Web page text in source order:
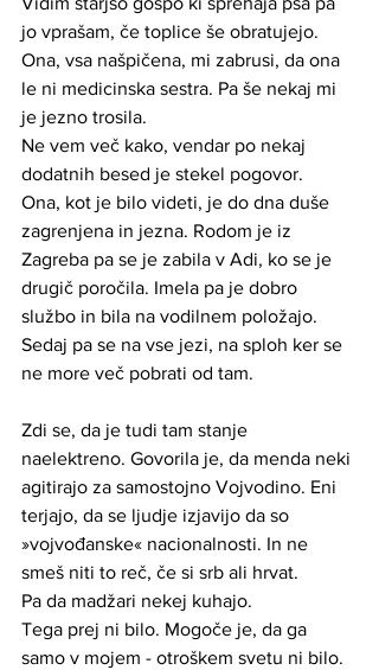
jo vprašam, če toplice še obratujejo.
Ona, vsa našpičena, mi zabrusi, da ona
le ni medicinska sestra. Pa še nekaj mi
je jezno trosila.
Ne vem več kako, vendar po nekaj
dodatnih besed je stekel pogovor.
Ona, kot je bilo videti, je do dna duše
zagrenjena in jezna. Rodom je iz
Zagreba pa se je zabila v Adi, ko se je
drugič poročila. Imela pa je dobro
službo in bila na vodilnem položajo.
Sedaj pa se na vse jezi, na sploh ker se
ne more več pobrati od tam.
Zdi se, da je tudi tam stanje
naelektreno. Govorila je, da menda neki
agitirajo za samostojno Vojvodino. Eni
terjajo, da se ljudje izjavijo da so
»vojvođanske« nacionalnosti. In ne
smeš niti to reč, če si srb ali hrvat.
Pa da madžari nekej kuhajo.
Tega prej ni bilo. Mogoče je, da ga
samo v mojem - otroškem svetu ni bilo.